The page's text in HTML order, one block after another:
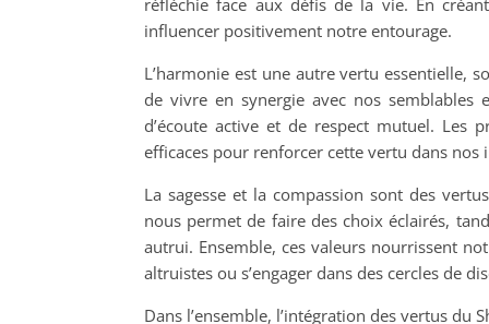
réfléchie face aux défis de la vie. En
influencer positivement notre entourage.
L’harmonie est une autre vertu essentielle,
de vivre en synergie avec nos semblables
d’écoute active et de respect mutuel. Les
efficaces pour renforcer cette vertu dans
La sagesse et la compassion sont des
nous permet de faire des choix éclairés,
autrui. Ensemble, ces valeurs nourrissent
altruistes ou s’engager dans des cercles de
Dans l’ensemble, l’intégration des vertus